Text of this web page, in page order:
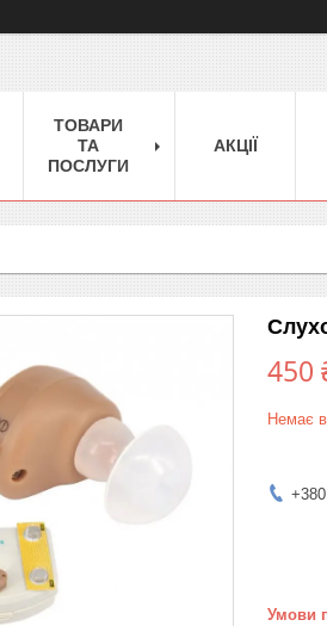
ТОВАРИ
ТА
ПОСЛУГИ
АКЦІЇ
450
Немає в